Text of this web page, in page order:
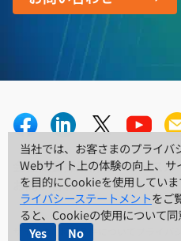
会社概要採用情報ニュースル
お問い合わせ
サイトのご利用条件について
当社では、お客さまのプライバ
Webサイト上の体験の向上、
を目的にCookieを使用してい
ライバシーステートメントをご
ると、Cookieの使用について同
Yes
No
当社では、お客さまのプライバ
Webサイト上の体験の向上、
を目的にCookieを使用してい
ライバシーステートメントをご
ると、Cookieの使用について同
Yes
No